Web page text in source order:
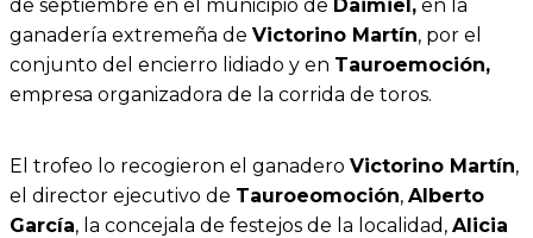
de septiembre en el municipio de Daimiel, en la
ganadería extremeña de Victorino Martín, por el
conjunto del encierro lidiado y en Tauroemoción,
empresa organizadora de la corrida de toros.
El trofeo lo recogieron el ganadero Victorino Martín,
el director ejecutivo de Tauroeomoción, Alberto
García, la concejala de festejos de la localidad, Alicia